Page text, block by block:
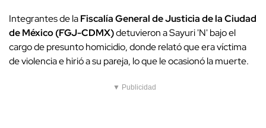
Integrantes de laFiscalía General de Justicia de la Ciudad
de México (FGJ-CDMX)detuvieron a Sayuri 'N' bajo el
cargo de presunto homicidio, donde relató que era víctima
de violencia e hirió a su pareja, lo que le ocasionó la muerte.
▼ Publicidad